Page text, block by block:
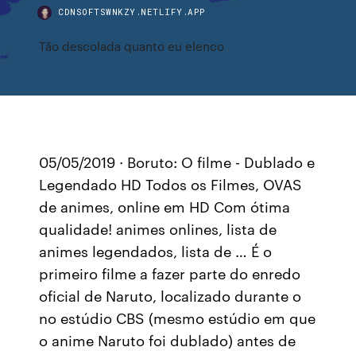
CDNSOFTSWNKZY.NETLIFY.APP
Tão descolada quanto eu elenco
05/05/2019 · Boruto: O filme - Dublado e
Legendado HD Todos os Filmes, OVAS
de animes, online em HD Com ótima
qualidade! animes onlines, lista de
animes legendados, lista de … É o
primeiro filme a fazer parte do enredo
oficial de Naruto, localizado durante o
no estúdio CBS (mesmo estúdio em que
o anime Naruto foi dublado) antes de